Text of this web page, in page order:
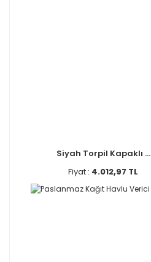
Siyah Torpil Kapaklı ...
Fiyat : 4.012,97 TL